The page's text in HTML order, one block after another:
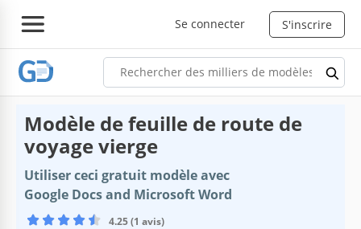
Se connecter S'inscrire
Modèle de feuille de route de
voyage vierge
Utiliser ceci gratuit modèle avec
Google Docs and Microsoft Word
4.25 (1 avis)